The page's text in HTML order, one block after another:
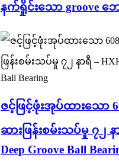
နက်ရှိုင်းသော groove
ဇင့်ဖြင့်ဖုံးအုပ်ထားသော
ဆားဖြန်းစမ်းသပ်မှု ၇၂ န
Deep Groove Ball